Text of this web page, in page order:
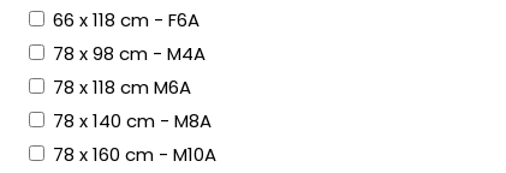
66 x 118 cm - F6A
78 x 98 cm - M4A
78 x 118 cm M6A
78 x 140 cm - M8A
78 x 160 cm - M10A